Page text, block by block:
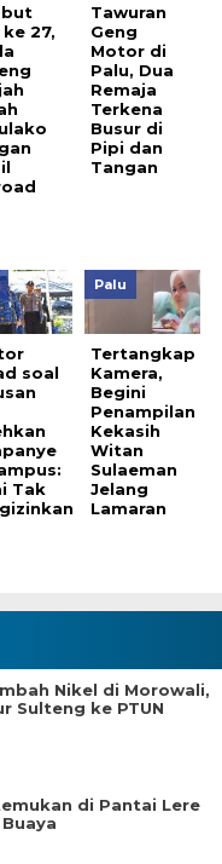
ke 27,
Tawuran
Geng
Motor di
Palu, Dua
Remaja
Terkena
Busur di
Pipi dan
Tangan
soal
Tak
Palu
Tertangkap
Kamera,
Begini
Penampilan
Kekasih
Witan
Sulaeman
Jelang
Lamaran
Nikel di Morowali,
Sulteng ke PTUN
di Pantai Lere